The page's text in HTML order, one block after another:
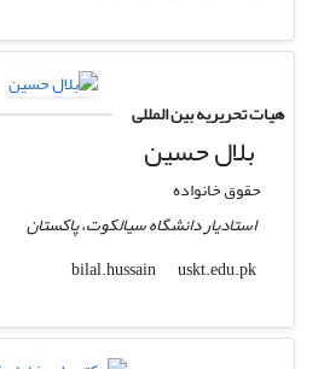
هیات تحریریه بین المللی
بلال حسین
حقوق خانواده
استادیار دانشگاه سیالکوت، پاکستان
bilal.hussain
uskt.edu.pk